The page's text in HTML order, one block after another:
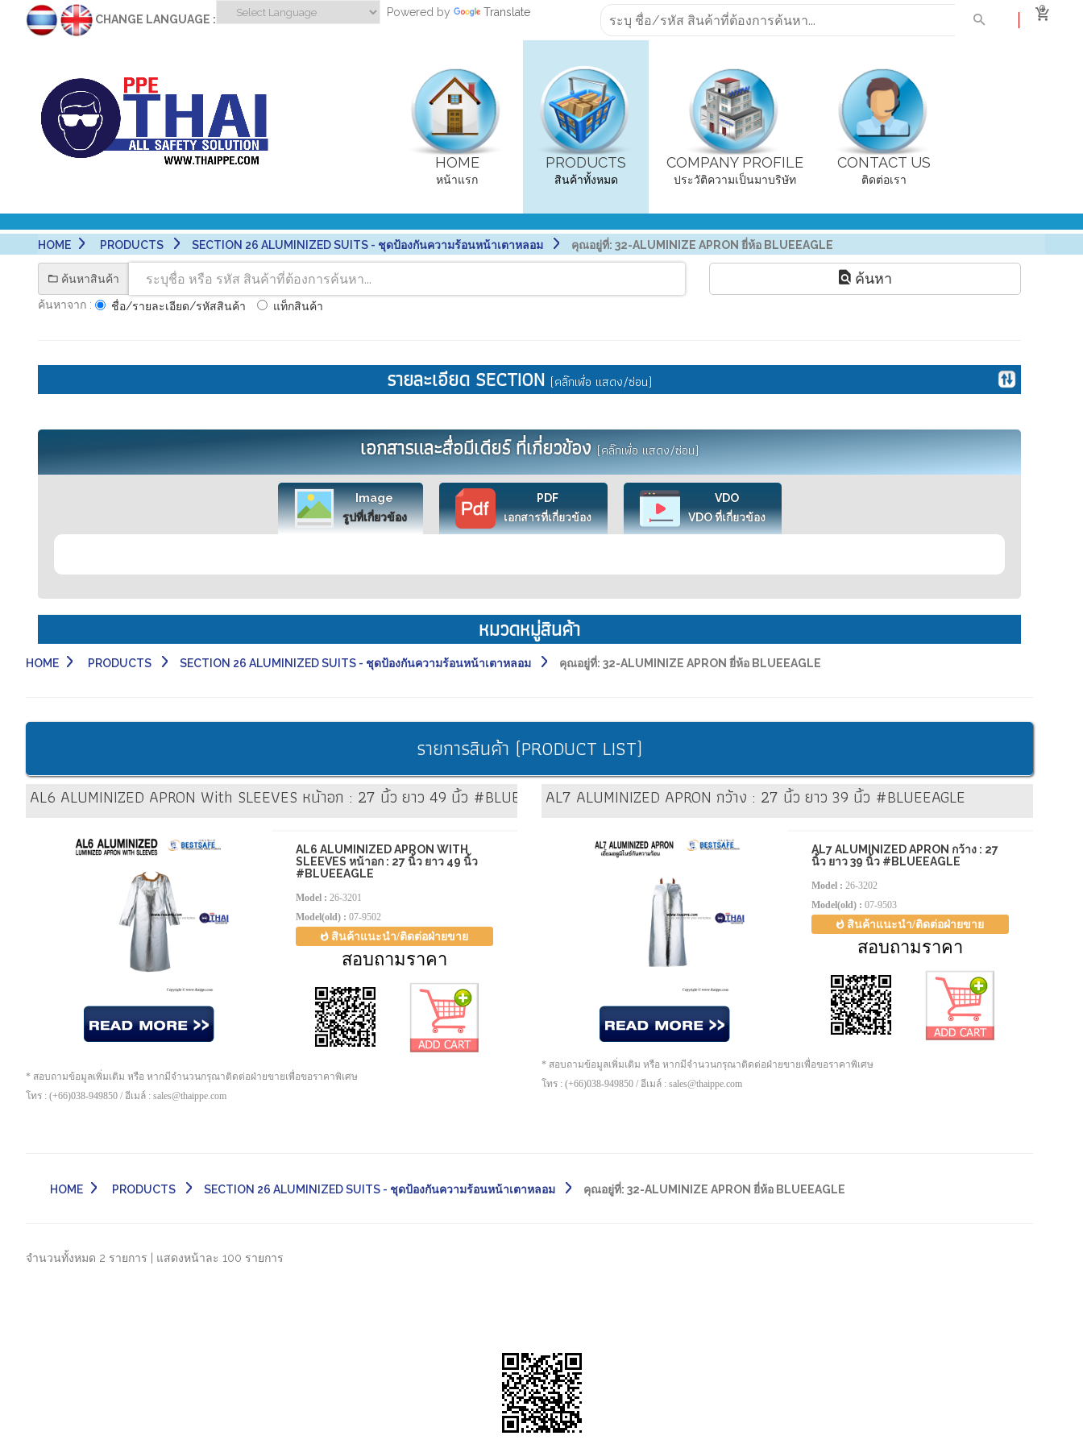
CHANGE LANGUAGE :
Powered by Translate 0
HOME
หน้าแรก
PRODUCTS
สินค้าทั้งหมด
COMPANY PROFILE
ประวัติความเป็นมาบริษัท
CONTACT US
ติดต่อเรา
HOME PRODUCTS SECTION 26 ALUMINIZED SUITS - ชุดป้องกันความร้อนหน้าเตาหลอม คุณอยู่ที่: 32-ALUMINIZE APRON ยี่ห้อ BLUEEAGLE
ค้นหาสินค้า
ค้นหาจาก :
ชื่อ/รายละเอียด/รหัสสินค้า แท็กสินค้า
ค้นหา
รายละเอียด SECTION (คลิ๊กเพื่อ แสดง/ซ่อน)
เอกสารและสื่อมีเดียร์ ที่เกี่ยวข้อง(คลิ๊กเพื่อ แสดง/ซ่อน)
Image
รูปที่เกี่ยวข้อง
PDF
เอกสารที่เกี่ยวข้อง
VDO
VDO ที่เกี่ยวข้อง
หมวดหมู่สินค้า
HOME PRODUCTS SECTION 26 ALUMINIZED SUITS - ชุดป้องกันความร้อนหน้าเตาหลอม คุณอยู่ที่: 32-ALUMINIZE APRON ยี่ห้อ BLUEEAGLE
รายการสินค้า (PRODUCT LIST)
AL6 ALUMINIZED APRON With SLEEVES หน้าอก : 27 นิ้ว ยาว 49 นิ้ว #BLUEEAGLE
AL6 ALUMINIZED APRON WITH
SLEEVES หน้าอก : 27 นิ้ว ยาว 49 นิ้ว
#BLUEEAGLE
Model : 26-3201
Model(old) : 07-9502
สินค้าแนะนำ/ติดต่อฝ่ายขาย
สอบถามราคา
* สอบถามข้อมูลเพิ่มเติม หรือ หากมีจำนวนกรุณาติดต่อฝ่ายขายเพื่อขอราคาพิเศษ
โทร : (+66)038-949850 / อีเมล์ : sales@thaippe.com
AL7 ALUMINIZED APRON กว้าง : 27 นิ้ว ยาว 39 นิ้ว #BLUEEAGLE
AL7 ALUMINIZED APRON กว้าง : 27
นิ้ว ยาว 39 นิ้ว #BLUEEAGLE
Model : 26-3202
Model(old) : 07-9503
สินค้าแนะนำ/ติดต่อฝ่ายขาย
สอบถามราคา
* สอบถามข้อมูลเพิ่มเติม หรือ หากมีจำนวนกรุณาติดต่อฝ่ายขายเพื่อขอราคาพิเศษ
โทร : (+66)038-949850 / อีเมล์ : sales@thaippe.com
HOME PRODUCTS SECTION 26 ALUMINIZED SUITS - ชุดป้องกันความร้อนหน้าเตาหลอม คุณอยู่ที่: 32-ALUMINIZE APRON ยี่ห้อ BLUEEAGLE
จำนวนทั้งหมด 2 รายการ | แสดงหน้าละ 100 รายการ